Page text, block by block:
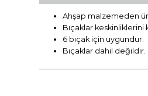
Ahşap malzemeden
Bıçaklar keskinliklerini
6 bıçak için uygundur.
Bıçaklar dahil değildir.